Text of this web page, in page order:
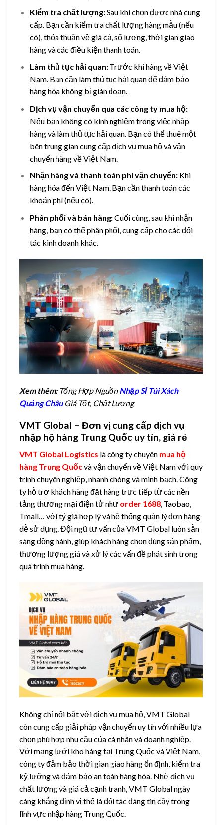
Kiểm tra chất lượng:Sau khi chọn được nhà cung
cấp. Bạn cần kiểm tra chất lượng hàng mẫu (nếu
có), thỏa thuận về giá cả, số lượng, thời gian giao
hàng và các điều kiện thanh toán.
Làm thủ tục hải quan:Trước khi hàng về Việt
Nam. Bạn cần làm thủ tục hải quan để đảm bảo
hàng hóa không bị gián đoạn.
Dịch vụ vận chuyển qua các công ty mua hộ:
Nếu bạn không có kinh nghiệm trong việc nhập
hàng và làm thủ tục hải quan. Bạn có thể thuê một
bên trung gian cung cấp dịch vụ mua hộ và vận
chuyển hàng về Việt Nam.
Nhận hàng và thanh toán phí vận chuyển:Khi
hàng hóa đến Việt Nam. Bạn cần thanh toán các
khoản phí (nếu có).
Phân phối và bán hàng:Cuối cùng, sau khi nhận
hàng, bạn có thể phân phối, cung cấp cho các đối
tác kinh doanh khác.
Xem thêm:Tổng Hợp NguồnNhập Sỉ Túi Xách
Quảng ChâuGiá Tốt, Chất Lượng
VMT Global – Đơn vị cung cấp dịch vụ
nhập hộ hàng Trung Quốc uy tín, giá rẻ
VMT Global Logistics là công ty chuyên mua hộ
hàng Trung Quốcvà vận chuyển về Việt Nam với quy
trình chuyên nghiệp, nhanh chóng và minh bạch. Công
ty hỗ trợ khách hàng đặt hàng trực tiếp từ các nền
tảng thương mại điện tử như order 1688, Taobao,
Tmall… với tỷ giá hợp lý và hệ thống quản lý đơn hàng
dễ sử dụng. Đội ngũ tư vấn của VMT Global luôn sẵn
sàng đồng hành, giúp khách hàng chọn đúng sản phẩm,
thương lượng giá và xử lý các vấn đề phát sinh trong
quá trình mua hàng.
Không chỉ nổi bật với dịch vụ mua hộ, VMT Global
còn cung cấp giải pháp vận chuyển uy tín với nhiều lựa
chọn phù hợp nhu cầu của cá nhân và doanh nghiệp.
Với mạng lưới kho hàng tại Trung Quốc và Việt Nam,
công ty đảm bảo thời gian giao hàng ổn định, kiểm tra
kỹ lưỡng và đảm bảo an toàn hàng hóa. Nhờ dịch vụ
chất lượng và giá cả cạnh tranh, VMT Global ngày
càng khẳng định vị thế là đối tác đáng tin cậy trong
lĩnh vực nhập hàng Trung Quốc.